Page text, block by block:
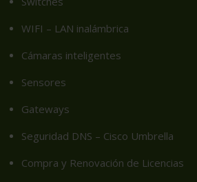
WIFI – LAN inalámbrica
Cámaras inteligentes
Sensores
Gateways
Seguridad DNS – Cisco Umbrella
Compra y Renovación de Licencias